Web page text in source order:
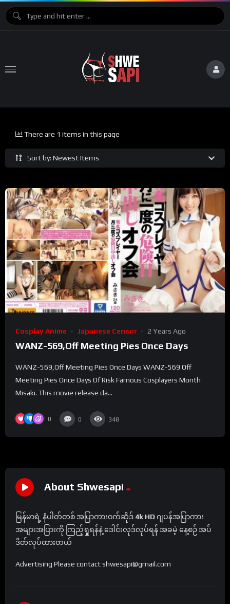
Sort by: Newest Items
There are 1 items in this page
Cosplay Anime Japanese Censor 2 Years Ago
WANZ-569,Off Meeting Pies Once Days
WANZ-569,Off Meeting Pies Once Days WANZ-569 Off
Meeting Pies Once Days Of Risk Famous Cosplayers Month
Misaki. This movie release da...
0 0 348
About Shwesapi
မြန်မာရဲ့ နံပါတ်တစ် အပြာကားဝက်ဆိုဒ် 4k HD ဂျပန်အပြာကား
အများအပြားကို ကြည့်ရှုရန်နဲ့ ဒေါင်းလုဒ်လုပ်ရန် အခမဲ့ နေ့စဉ် အပ်
ဒိတ်လုပ်ထားတယ်
Advertising Please contact shwesapi@gmail.com